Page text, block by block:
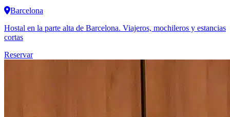
Barcelona
Hostal en la parte alta de Barcelona. Viajeros, mochileros y estancias
cortas
Reservar